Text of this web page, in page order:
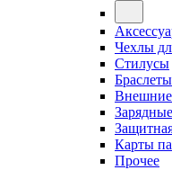
Чехлы
Стилусы
Браслеты
Внешние
Карты
Прочее